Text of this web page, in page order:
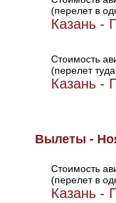
(перелет в
Казань -
Стоимость
(перелет
Казань -
Вылеты -
Стоимость
(перелет в
Казань -